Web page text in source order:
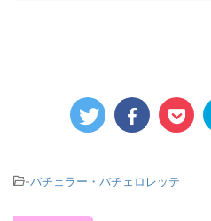
-バチェラー・バチェロレッテ